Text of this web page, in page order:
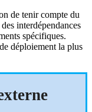
de tenir compte du
interdépendances
spécifiques.
déploiement la plus